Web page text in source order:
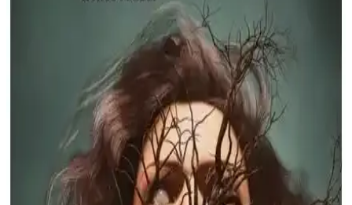
Yediveren Yayınları Korku Günlüğü Işıl Işık
Paranormal ve Korku Temalı Günlük Formatında
Korku ve paranormal hikâyeler içeren bu günlük, kişisel gelişim ve
eğlenceyi bir araya getirir. Sınırlı sayıda, özgün tasarımıyla günlük
planlama ve etkinlikler sunar.
Kara Miras: Paranormal ve Gizem Dolu Serüvenler
İçeren Çarpıcı Bir Roman
Kara Miras, paranormal ve gizem temalarını işleyen, sürükleyici
anlatımıyla dikkat çeken bir roman. Michael Malone'un olağanüstü
macerasını ve gizli örgüt UNICORNE'un rolünü keşfedin.